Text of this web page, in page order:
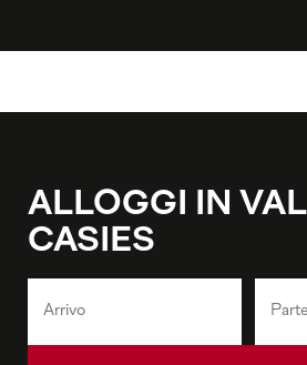
ALLOGGI IN VAL
CASIES